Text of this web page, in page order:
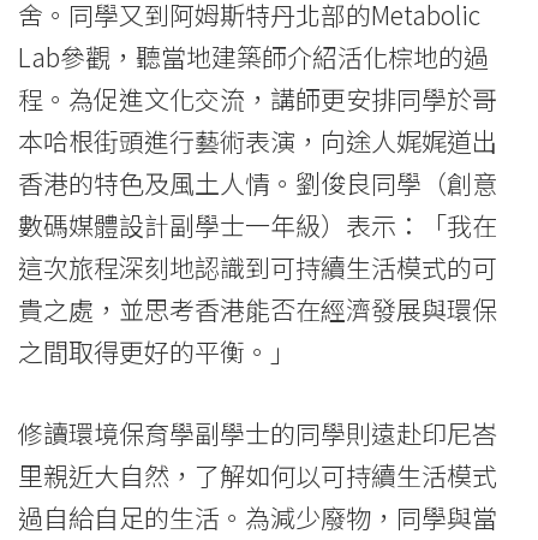
印
尼
等
地
增
益
學
習
體
驗
舍。同學又到阿姆斯特丹北部的Metabolic
Lab參觀，聽當地建築師介紹活化棕地的過
程。為促進文化交流，講師更安排同學於哥
本哈根街頭進行藝術表演，向途人娓娓道出
香港的特色及風土人情。劉俊良同學（創意
數碼媒體設計副學士一年級）表示：「我在
這次旅程深刻地認識到可持續生活模式的可
貴之處，並思考香港能否在經濟發展與環保
之間取得更好的平衡。」
修讀環境保育學副學士的同學則遠赴印尼峇
里親近大自然，了解如何以可持續生活模式
過自給自足的生活。為減少廢物，同學與當